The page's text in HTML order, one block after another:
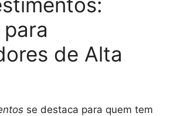
de Alta
se destaca para quem tem